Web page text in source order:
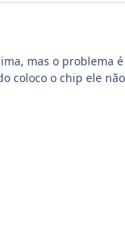
mas o problema
coloco o chip ele